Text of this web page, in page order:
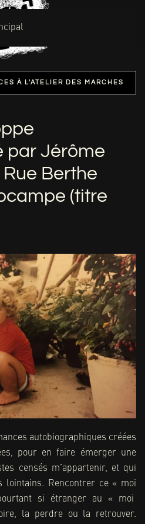
À L'ATELIER DES MARCHES
par Jérôme
Berthe
(titre
autobiographiques créées
pour en faire émerger une
censés m’appartenir, et qui
lointains. Rencontrer ce « moi
si étranger au « moi
la perdre ou la retrouver.